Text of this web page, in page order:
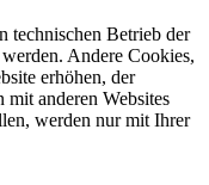
technischen Betrieb der
Andere Cookies,
erhöhen, der
anderen Websites
werden nur mit Ihrer